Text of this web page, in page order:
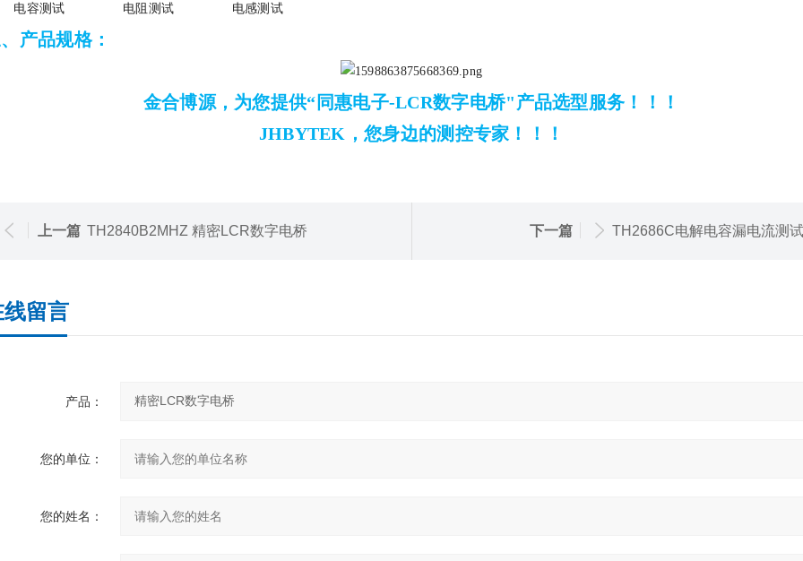
容测试 电阻测试 电感测试
产品规格：
金合博源，为您提供“同惠电子-LCR数字电桥"产品选型服务！！！
JHBYTEK，您身边的测控专家！！！
上一篇 TH2840B2MHZ 精密LCR数字电桥 下一篇 TH2686C电解电容漏电流测
线留言
产品：
您的单位：
您的姓名：